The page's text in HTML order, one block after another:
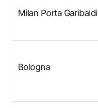
Milan Porta Garibaldi
Bologna